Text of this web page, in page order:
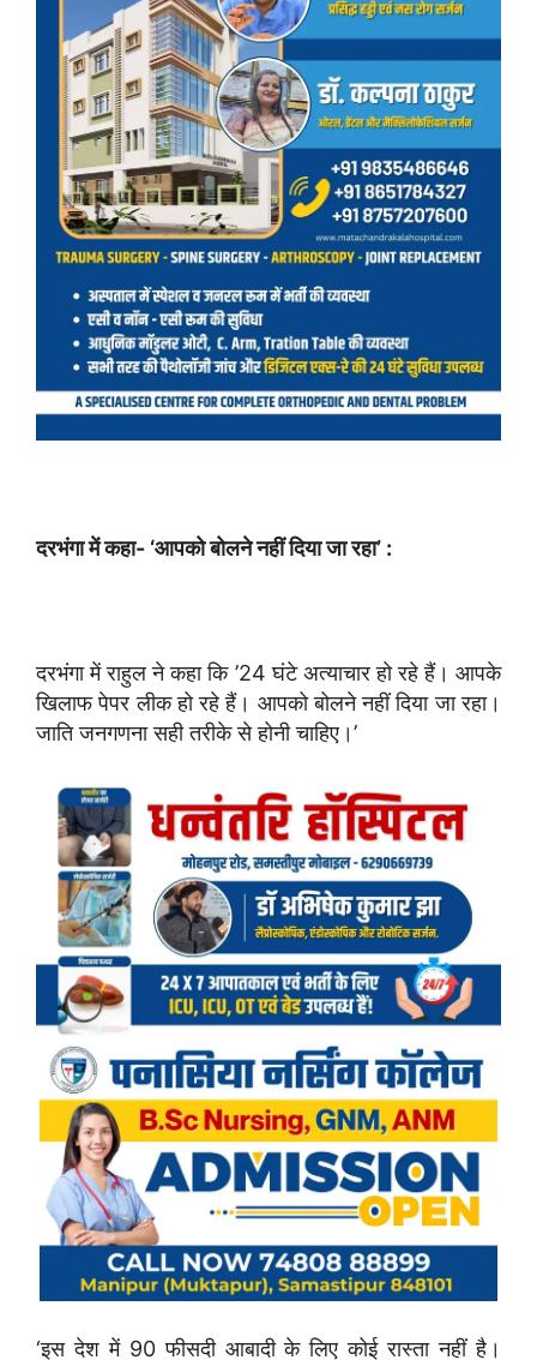
दरभंगा में कहा- ‘आपको बोलने नहीं दिया जा रहा’ :
दरभंगा में राहुल ने कहा कि ’24 घंटे अत्याचार हो रहे हैं। आपके
खिलाफ पेपर लीक हो रहे हैं। आपको बोलने नहीं दिया जा रहा।
जाति जनगणना सही तरीके से होनी चाहिए।’
‘इस देश में 90 फीसदी आबादी के लिए कोई रास्ता नहीं है।